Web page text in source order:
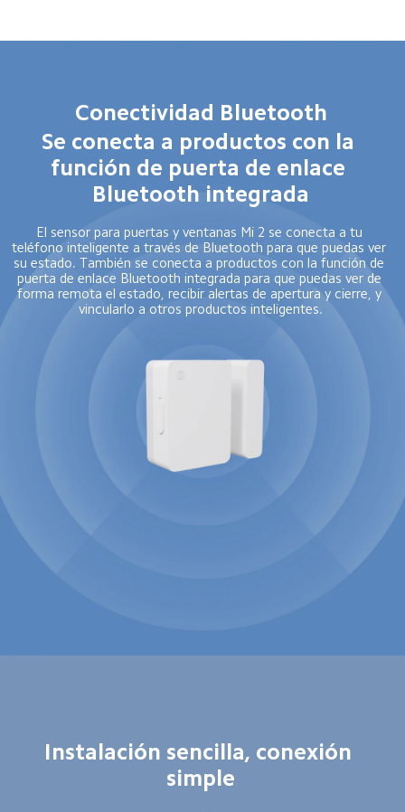
Conectividad Bluetooth
Se conecta a productos con la
función de puerta de enlace
Bluetooth integrada
El sensor para puertas y ventanas Mi 2 se conecta a tu
teléfono inteligente a través de Bluetooth para que puedas ver
su estado. También se conecta a productos con la función de
puerta de enlace Bluetooth integrada para que puedas ver de
forma remota el estado, recibir alertas de apertura y cierre, y
vincularlo a otros productos inteligentes.
Instalación sencilla, conexión
simple